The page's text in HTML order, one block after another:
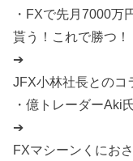
・FXで先月7000万
貰う！これで勝つ！
➔
JFX小林社長とのコ
・億トレーダーAki
➔
FXマシーンくにお